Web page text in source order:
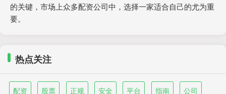
的关键，市场上众多配资公司中，选择一家适合自己的尤为重
要。
热点关注
配资 股票 正规 安全 平台 指南 公司